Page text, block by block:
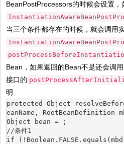
BeanPostProcessors的时候会设置，
当三个条件都存在的时候，就会调用
Bean，如果返回的Bean不是还会调
接口的
明
protected Object
eanName, RootBeanDefinition
Object bean = ;
//条件1
if